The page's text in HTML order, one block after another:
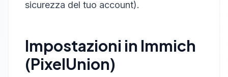
sicurezza del tuo account).
Impostazioni in Immich
(PixelUnion)